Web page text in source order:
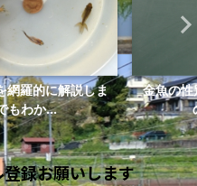
網羅的に解説しま
もわか...
金魚の
録お願いします